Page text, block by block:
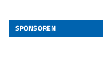
SPONSOREN